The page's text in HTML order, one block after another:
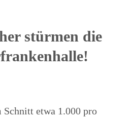
stürmen die
Schnitt etwa 1.000 pro